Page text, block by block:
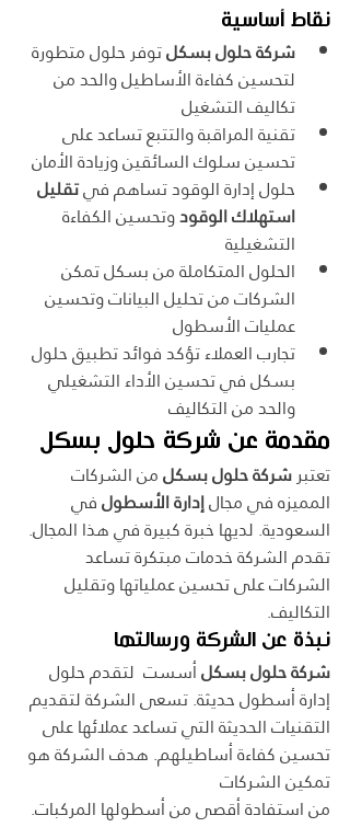
نقاط أساسية
شركة حلول بسكل توفر حلول متطورة
لتحسين كفاءة الأساطيل والحد من
تكاليف التشغيل
تقنية المراقبة والتتبع تساعد على
تحسين سلوك السائقين وزيادة الأمان
حلول إدارة الوقود تساهم في تقليل
استهلاك الوقود وتحسين الكفاءة
التشغيلية
الحلول المتكاملة من بسكل تمكن
الشركات من تحليل البيانات وتحسين
عمليات الأسطول
تجارب العملاء تؤكد فوائد تطبيق حلول
بسكل في تحسين الأداء التشغيلي
والحد من التكاليف
مقدمة عن شركة حلول بسكل
تعتبر شركة حلول بسكل من الشركات
المميزه في مجال إدارة الأسطول في
السعودية. لديها خبرة كبيرة في هذا المجال.
تقدم الشركة خدمات مبتكرة تساعد
الشركات على تحسين عملياتها وتقليل
التكاليف.
نبذة عن الشركة ورسالتها
شركة حلول بسكل أسست  لتقدم حلول
إدارة أسطول حديثة. تسعى الشركة لتقديم
التقنيات الحديثة التي تساعد عملائها على
تحسين كفاءة أساطيلهم. هدف الشركة هو
تمكين الشركات
من استفادة أقصى من أسطولها المركبات.